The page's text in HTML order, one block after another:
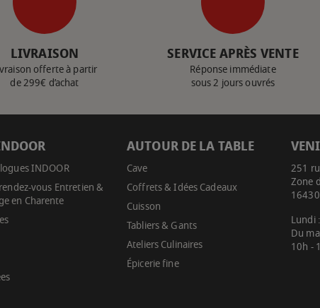
LIVRAISON
offerte à partir
de 299€ d’achat
SERVICE APRÈS VENTE
Réponse immédiate
sous 2 jours ouvrés
INDOOR
vous Entretien &
en Charente
AUTOUR DE LA TABLE
Cave
Coffrets & Idées Cadeaux
Cuisson
Tabliers & Gants
Ateliers Culinaires
Épicerie fine
251
Zone
Lundi
Du
10h -